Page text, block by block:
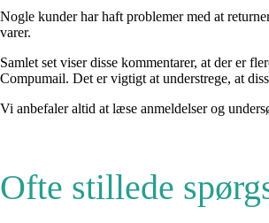
Nogle kunder har haft problemer med at
varer.
Samlet set viser disse kommentarer, at der er
Compumail. Det er vigtigt at understrege, at
Vi anbefaler altid at læse anmeldelser og
Ofte stillede